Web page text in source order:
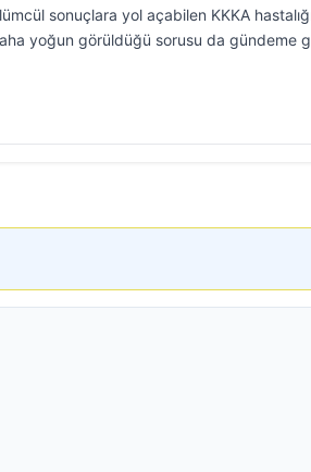
sonuçlara yol açabilen KKKA
yoğun görüldüğü sorusu da gündeme